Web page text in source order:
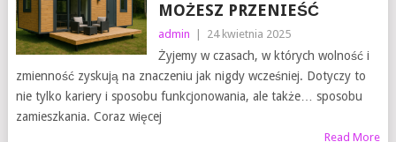
MOŻESZ PRZENIEŚĆ
admin 24 kwietnia 2025
Żyjemy w czasach, w których wolność i
zmienność zyskują na znaczeniu jak nigdy wcześniej. Dotyczy to
nie tylko kariery i sposobu funkcjonowania, ale także… sposobu
zamieszkania. Coraz więcej
Read More